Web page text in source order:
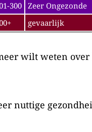
300 Zeer Ongezonde
gevaarlijk
wilt weten
nuttige